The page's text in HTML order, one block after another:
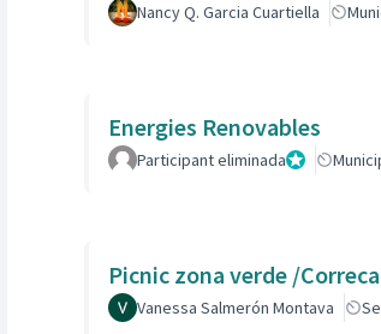
Nancy Q. Garcia Cuartiella
Energies Renovables
Participant eliminada
Picnic zona verde /
Vanessa Salmerón Montava